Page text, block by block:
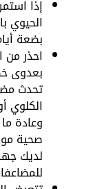
إذا
الحيوي
بضعة
احذر من
بعدوى
تحدث
الكلوي
وعادة
صحية
لديك